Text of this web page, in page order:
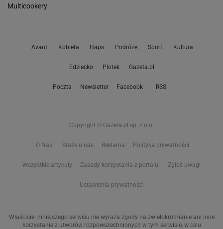
Multicookery
Avanti Kobieta Haps Podróże Sport Kultura
Edziecko Plotek Gazeta.pl
Poczta Newsletter Facebook RSS
Copyright © Gazeta.pl sp. z o.o.
O Nas Staże u nas Reklama Polityka prywatności
Wszystkie artykuły Zasady korzystania z portalu Zgłoś uwagi
Ustawienia prywatności
Właściciel niniejszego serwisu nie wyraża zgody na zwielokrotnianie ani inne
korzystanie z utworów rozpowszechnionych w tym serwisie, w celu